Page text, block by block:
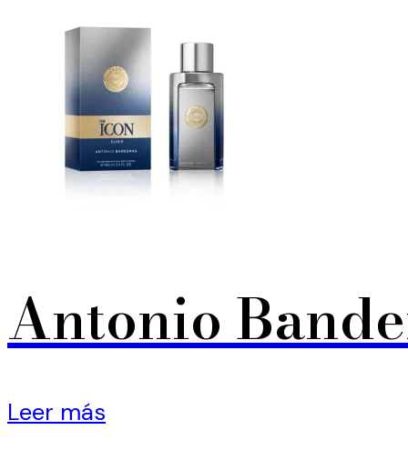
Antonio
Leer más